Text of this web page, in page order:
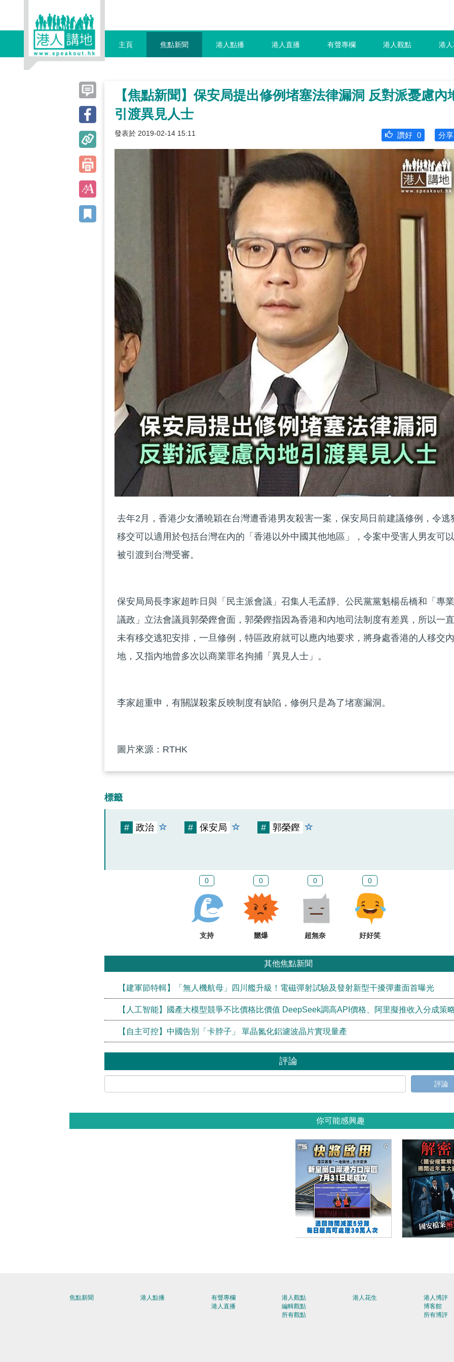
主頁 焦點新聞 港人點播 港人直播 有聲專欄 港人觀點 港
【焦點新聞】保安局提出修例堵塞法律漏洞 反對派憂慮內
引渡異見人士
發表於 2019-02-14 15:11 分享
讚好 0
去年2月，香港少女潘曉穎在台灣遭香港男友殺害一案，保安局日前建議修例，令逃
移交可以適用於包括台灣在內的「香港以外中國其他地區」，令案中受害人男友可以
被引渡到台灣受審。
保安局局長李家超昨日與「民主派會議」召集人毛孟靜、公民黨黨魁楊岳橋和「專業
議政」立法會議員郭榮鏗會面，郭榮鏗指因為香港和內地司法制度有差異，所以一直
未有移交逃犯安排，一旦修例，特區政府就可以應內地要求，將身處香港的人移交內
地，又指內地曾多次以商業罪名拘捕「異見人士」。
李家超重申，有關謀殺案反映制度有缺陷，修例只是為了堵塞漏洞。
圖片來源：RTHK
標籤
# 政治 # 保安局 # 郭榮鏗
0
支持
0
嬲爆
0
超無奈
0
好好笑
其他焦點新聞
【建軍節特輯】「無人機航母」四川艦升級！電磁彈射試驗及發射新型干擾彈畫面首曝光
【人工智能】國產大模型競爭不比價格比價值 DeepSeek調高API價格、阿里擬推收入分成策
【自主可控】中國告別「卡脖子」 單晶氮化鋁濾波晶片實現量產
評論
評論
你可能感興趣
焦點新聞 港人點播
有聲專欄
港人直播
港人觀點
編輯觀點
所有觀點
港人花生
港人博評
博客館
所有博評